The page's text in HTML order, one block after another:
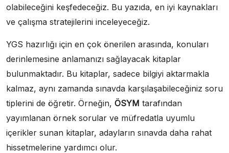
olabileceğini keşfedeceğiz. Bu yazıda, en iyi kaynakları
ve çalışma stratejilerini inceleyeceğiz.
YGS hazırlığı için en çok önerilen arasında, konuları
derinlemesine anlamanızı sağlayacak kitaplar
bulunmaktadır. Bu kitaplar, sadece bilgiyi aktarmakla
kalmaz, aynı zamanda sınavda karşılaşabileceğiniz soru
tiplerini de öğretir. Örneğin, ÖSYM tarafından
yayımlanan örnek sorular ve müfredatla uyumlu
içerikler sunan kitaplar, adayların sınavda daha rahat
hissetmelerine yardımcı olur.